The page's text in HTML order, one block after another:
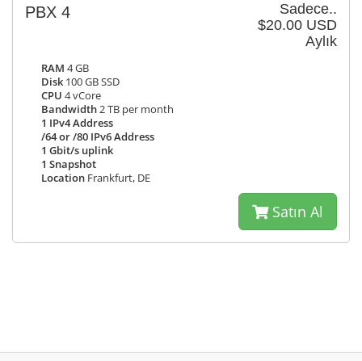
Sadece..
$20.00 USD
Aylık
PBX 4
RAM 4 GB
Disk 100 GB SSD
CPU 4 vCore
Bandwidth2 TB per month
1 IPv4 Address
/64 or /80 IPv6 Address
1 Gbit/s uplink
1 Snapshot
Location Frankfurt, DE
Satın Al